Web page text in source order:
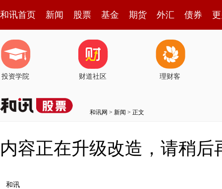
和讯首页 新闻 股票 基金 期货 外汇 债券
投资学院 财道社区 理财客
和讯网 > 新闻 > 正文
内容正在升级改造，请稍后
和讯